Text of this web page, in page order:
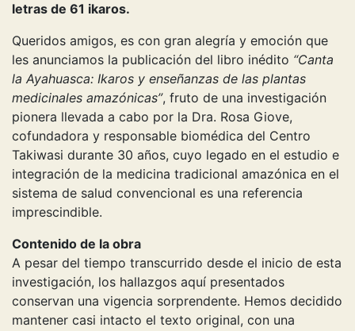
letras de 61 ikaros.
Queridos amigos, es con gran alegría y emoción que
les anunciamos la publicación del libro inédito “Canta
la Ayahuasca: Ikaros y enseñanzas de las plantas
medicinales amazónicas”, fruto de una investigación
pionera llevada a cabo por la Dra. Rosa Giove,
cofundadora y responsable biomédica del Centro
Takiwasi durante 30 años, cuyo legado en el estudio e
integración de la medicina tradicional amazónica en el
sistema de salud convencional es una referencia
imprescindible.
Contenido de la obra
A pesar del tiempo transcurrido desde el inicio de esta
investigación, los hallazgos aquí presentados
conservan una vigencia sorprendente. Hemos decidido
mantener casi intacto el texto original, con una